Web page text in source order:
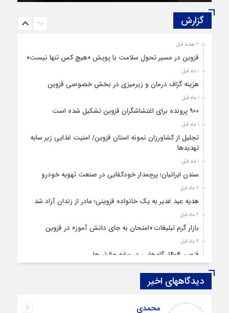
گزارش‌
2 هفته قبل
قزوین در مسیر تحول سلامت با پویش «هیچ‌ کس تنها نیست»
1 ماه قبل
هزینه‌ گزاف درمان و زیرمیزی در بخش خصوصی قزوین
1 ماه قبل
۹۰۰ پرونده برای اغتشاشگران قزوین تشکیل شده است
1 ماه قبل
تجلیل از کشاورزان نمونه استان قزوین/ امنیت غذایی زیر سایه
تهدیدها
1 ماه قبل
سندن ایرانیان؛ پرچمدار خودکفایی در صنعت تهویه خودرو
2 ماه قبل
هدیه عید غدیر به یک خانواده قزوینی؛ مادر از زندان آزاد شد
2 ماه قبل
بازار گرم تبلیغات «امتحان به جای دانش‌ آموز» در قزوین
4 ماه قبل
قزوین ۱۴۰۴، گام‌هایی در سایه چالش‌ها
چهارشنبه‌ سوری بی‌غوغا
مردم قزوین زیر آوار گرانی مسکن
دیدگاههای اخیر
اصغر